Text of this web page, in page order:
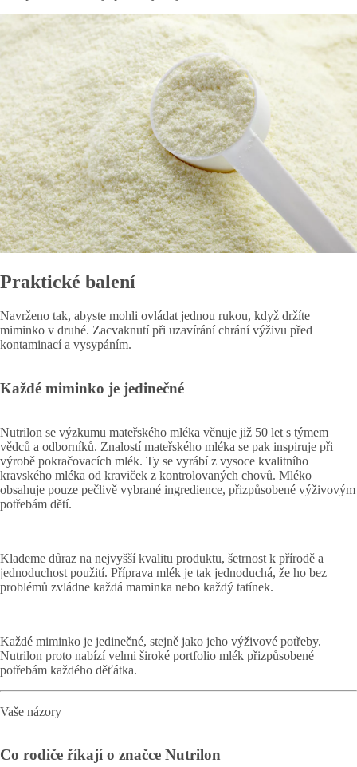
Praktické balení
Navrženo tak, abyste mohli ovládat jednou rukou, když držíte
miminko v druhé. Zacvaknutí při uzavírání chrání výživu před
kontaminací a vysypáním.
Každé miminko je jedinečné
Nutrilon se výzkumu mateřského mléka věnuje již 50 let s týmem
vědců a odborníků. Znalostí mateřského mléka se pak inspiruje při
výrobě pokračovacích mlék. Ty se vyrábí z vysoce kvalitního
kravského mléka od kraviček z kontrolovaných chovů. Mléko
obsahuje pouze pečlivě vybrané ingredience, přizpůsobené výživovým
potřebám dětí.
Klademe důraz na nejvyšší kvalitu produktu, šetrnost k přírodě a
jednoduchost použití. Příprava mlék je tak jednoduchá, že ho bez
problémů zvládne každá maminka nebo každý tatínek.
Každé miminko je jedinečné, stejně jako jeho výživové potřeby.
Nutrilon proto nabízí velmi široké portfolio mlék přizpůsobené
potřebám každého děťátka.
Vaše názory
Co rodiče říkají o značce Nutrilon